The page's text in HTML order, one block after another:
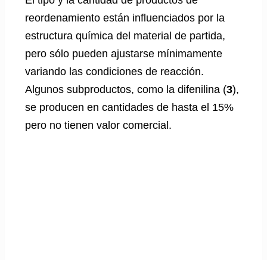
reordenamiento están influenciados por la
estructura química del material de partida,
pero sólo pueden ajustarse mínimamente
variando las condiciones de reacción.
Algunos subproductos, como la difenilina (3),
se producen en cantidades de hasta el 15%
pero no tienen valor comercial.